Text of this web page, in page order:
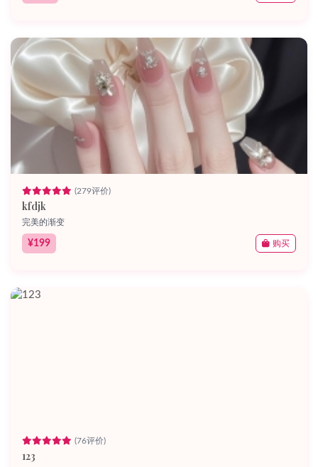
(279评价)
kfdjk
完美的渐变
¥199 购买
(76评价)
123